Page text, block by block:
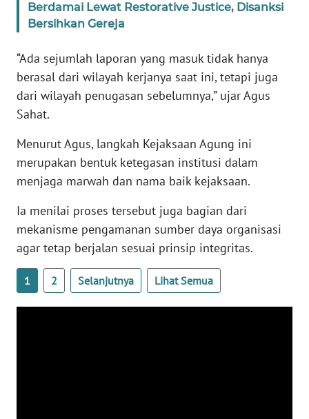
Berdamai Lewat Restorative Justice, Disanksi
Bersihkan Gereja
“Ada sejumlah laporan yang masuk tidak hanya
berasal dari wilayah kerjanya saat ini, tetapi juga
dari wilayah penugasan sebelumnya,” ujar Agus
Sahat.
Menurut Agus, langkah Kejaksaan Agung ini
merupakan bentuk ketegasan institusi dalam
menjaga marwah dan nama baik kejaksaan.
Ia menilai proses tersebut juga bagian dari
mekanisme pengamanan sumber daya organisasi
agar tetap berjalan sesuai prinsip integritas.
1 2 Selanjutnya Lihat Semua
WN
JABAR
WN
NTT
WN
KEPRI
WN
PAPUA